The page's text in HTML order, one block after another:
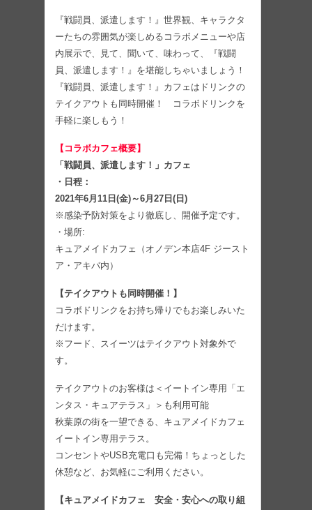
『戦闘員、派遣します！』世界観、キャラクタ
ーたちの雰囲気が楽しめるコラボメニューや店
内展示で、見て、聞いて、味わって、『戦闘
員、派遣します！』を堪能しちゃいましょう！
『戦闘員、派遣します！』カフェはドリンクの
テイクアウトも同時開催！ コラボドリンクを
手軽に楽しもう！
【コラボカフェ概要】
「戦闘員、派遣します！」カフェ
・日程：
2021年6月11日(金)～6月27日(日)
※感染予防対策をより徹底し、開催予定です。
・場所:
キュアメイドカフェ（オノデン本店4F ジースト
ア・アキバ内）
【テイクアウトも同時開催！】
コラボドリンクをお持ち帰りでもお楽しみいた
だけます。
※フード、スイーツはテイクアウト対象外で
す。
テイクアウトのお客様は＜イートイン専用「エ
ンタス・キュアテラス」＞も利用可能
秋葉原の街を一望できる、キュアメイドカフェ
イートイン専用テラス。
コンセントやUSB充電口も完備！ちょっとした
休憩など、お気軽にご利用ください。
【キュアメイドカフェ 安全・安心への取り組